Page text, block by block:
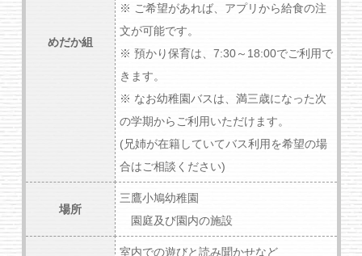
めだか組
※ ご希望があれば、アプリから給食の注
文が可能です。
※ 預かり保育は、7:30～18:00でご利用で
きます。
※ なお幼稚園バスは、満三歳になった次
の学期からご利用いただけます。
(兄姉が在籍していてバス利用を希望の場
合はご相談ください)
場所
三鷹小鳩幼稚園
園庭及び園内の施設
室内での遊びと読み聞かせなど